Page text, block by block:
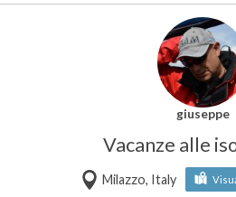
giuseppe
Vacanze alle
Milazzo, Italy